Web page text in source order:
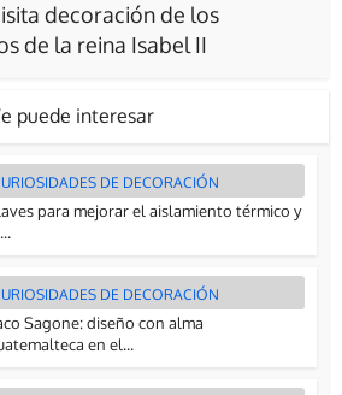
decoración de los
de la reina Isabel II
puede interesar
DE DECORACIÓN
para mejorar el aislamiento térmico y
DE DECORACIÓN
Sagone: diseño con alma
en el...